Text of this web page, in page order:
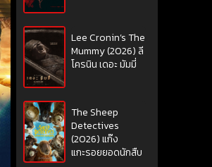
Lee Cronin’s The
Mummy (2026) ลี
โครนิน เดอะ มัมมี่
The Sheep
Detectives
(2026) แก๊ง
แกะรอยยอดนักสืบ